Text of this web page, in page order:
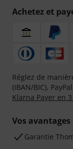
Achetez et
Réglez de
(IBAN/BIC),
Klarna Payer en
Vos avantages
Ga­ran­tie